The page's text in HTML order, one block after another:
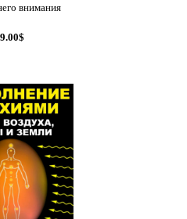
внимания
9.00$